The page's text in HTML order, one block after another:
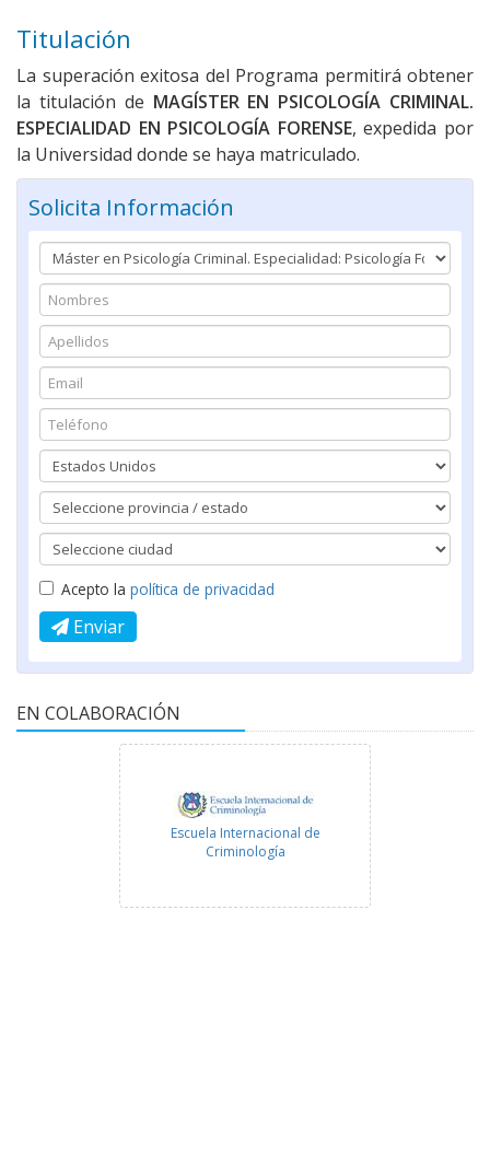
Titulación
La superación exitosa del Programa permitirá obtener
la titulación de MAGÍSTER EN PSICOLOGÍA CRIMINAL.
ESPECIALIDAD EN PSICOLOGÍA FORENSE, expedida por
la Universidad donde se haya matriculado.
Solicita Información
Acepto la política de privacidad
Enviar
EN COLABORACIÓN
Escuela Internacional de
Criminología